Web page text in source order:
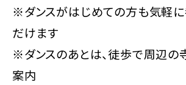
※ダンスがはじめての方も気軽
だけます
※ダンスのあとは、徒歩で周辺の
案内